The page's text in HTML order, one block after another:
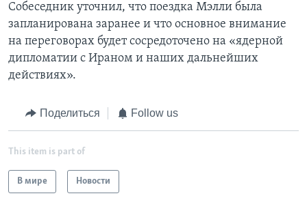
Собеседник уточнил, что поездка Мэлли была
запланирована заранее и что основное внимание
на переговорах будет сосредоточено на «ядерной
дипломатии с Ираном и наших дальнейших
действиях».
Поделиться Follow us
This item is part of
В мире Новости